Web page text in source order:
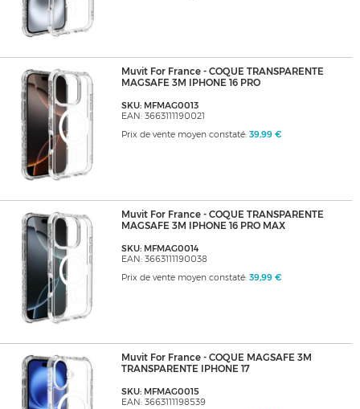
Muvit For France - COQUE TRANSPARENTE
MAGSAFE 3M IPHONE 16 PRO
SKU: MFMAG0013
EAN: 3663111190021
Prix de vente moyen constaté: 39,99 €
Muvit For France - COQUE TRANSPARENTE
MAGSAFE 3M IPHONE 16 PRO MAX
SKU: MFMAG0014
EAN: 3663111190038
Prix de vente moyen constaté: 39,99 €
Muvit For France - COQUE MAGSAFE 3M
TRANSPARENTE IPHONE 17
SKU: MFMAG0015
EAN: 3663111198539